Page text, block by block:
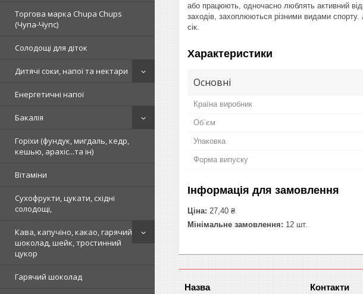
Торгова марка Chupa Chups
(Чупа-Чупс)
Солодощі для діток
Дитячі соки, напої та нектари
Енергетичні напої
Бакалія
Горіхи (фундук, мигдаль, кедр,
кешью, арахіс...та ін)
Вітаміни
Сухофрукти, цукати, східні
солодощі,
Кава, капучіно, какао, гарячий
шоколад, шейк, тростинний
цукор
Гарячий шоколад
або працюють, одночасно люблять активний
заходів, захоплюються різними видами
сік.
Характеристики
Основні
Країна виробник
Об`єм
Упаковка
Форма випуску
Інформація для замовлення
Ціна: 27,40 ₴
Мінімальне замовлення: 12 шт.